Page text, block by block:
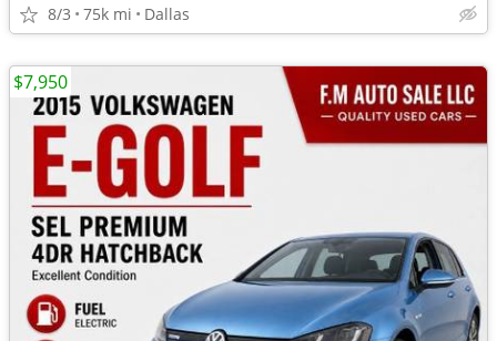
8/3 75k mi Dallas
$7,950